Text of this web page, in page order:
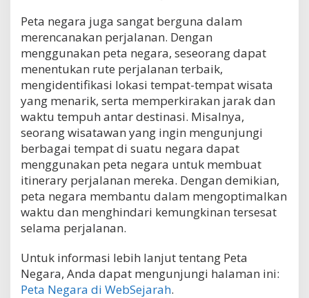
Peta negara juga sangat berguna dalam
merencanakan perjalanan. Dengan
menggunakan peta negara, seseorang dapat
menentukan rute perjalanan terbaik,
mengidentifikasi lokasi tempat-tempat wisata
yang menarik, serta memperkirakan jarak dan
waktu tempuh antar destinasi. Misalnya,
seorang wisatawan yang ingin mengunjungi
berbagai tempat di suatu negara dapat
menggunakan peta negara untuk membuat
itinerary perjalanan mereka. Dengan demikian,
peta negara membantu dalam mengoptimalkan
waktu dan menghindari kemungkinan tersesat
selama perjalanan.
Untuk informasi lebih lanjut tentang Peta
Negara, Anda dapat mengunjungi halaman ini:
Peta Negara di WebSejarah.